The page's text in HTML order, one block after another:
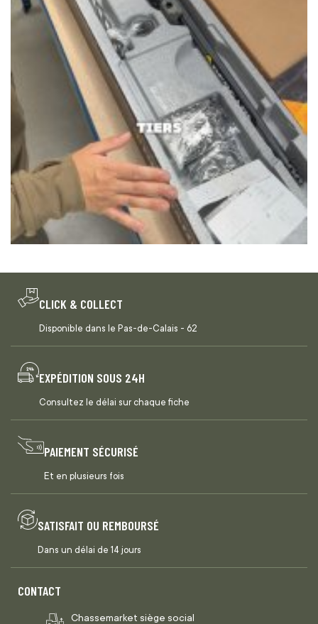
CLICK & COLLECT
Disponible dans le Pas-de-Calais - 62
EXPÉDITION SOUS 24H
Consultez le délai sur chaque fiche
PAIEMENT SÉCURISÉ
Et en plusieurs fois
SATISFAIT OU REMBOURSÉ
Dans un délai de 14 jours
CONTACT
Chassemarket siège social